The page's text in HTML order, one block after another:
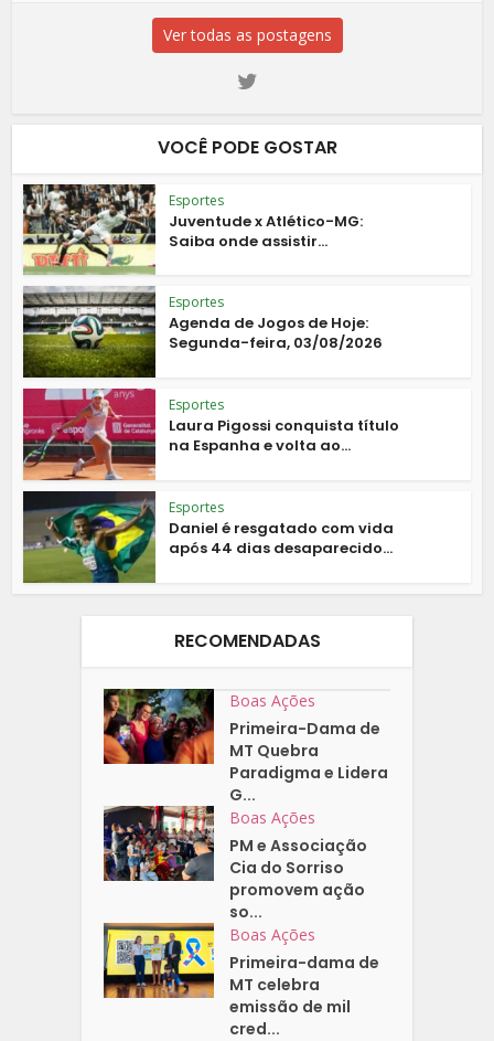
Ver todas as postagens
VOCÊ PODE GOSTAR
Esportes
Juventude x Atlético-MG:
Saiba onde assistir...
Esportes
Agenda de Jogos de Hoje:
Segunda-feira, 03/08/2026
Esportes
Laura Pigossi conquista título
na Espanha e volta ao...
Esportes
Daniel é resgatado com vida
após 44 dias desaparecido...
RECOMENDADAS
Boas Ações
Primeira-Dama de
MT Quebra
Paradigma e Lidera
G...
Boas Ações
PM e Associação
Cia do Sorriso
promovem ação
so...
Boas Ações
Primeira-dama de
MT celebra
emissão de mil
cred...